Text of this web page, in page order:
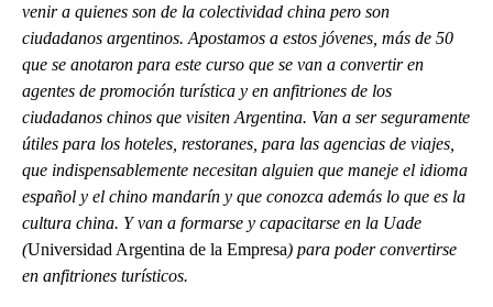
venir a quienes son de la colectividad china pero son
ciudadanos argentinos. Apostamos a estos jóvenes, más de 50
que se anotaron para este curso que se van a convertir en
agentes de promoción turística y en anfitriones de los
ciudadanos chinos que visiten Argentina. Van a ser seguramente
útiles para los hoteles, restoranes, para las agencias de viajes,
que indispensablemente necesitan alguien que maneje el idioma
español y el chino mandarín y que conozca además lo que es la
cultura china. Y van a formarse y capacitarse en la Uade
(Universidad Argentina de la Empresa) para poder convertirse
en anfitriones turísticos.